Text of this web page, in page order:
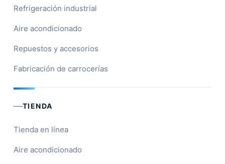
Refrigeración industrial
Aire acondicionado
Repuestos y accesorios
Fabricación de carrocerías
TIENDA
Tienda en línea
Aire acondicionado